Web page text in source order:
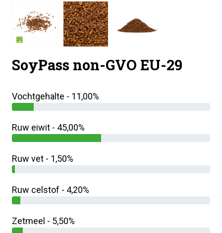
SoyPass non-GVO EU-29
Vochtgehalte - 11,00%
Ruw eiwit - 45,00%
Ruw vet - 1,50%
Ruw celstof - 4,20%
Zetmeel - 5,50%